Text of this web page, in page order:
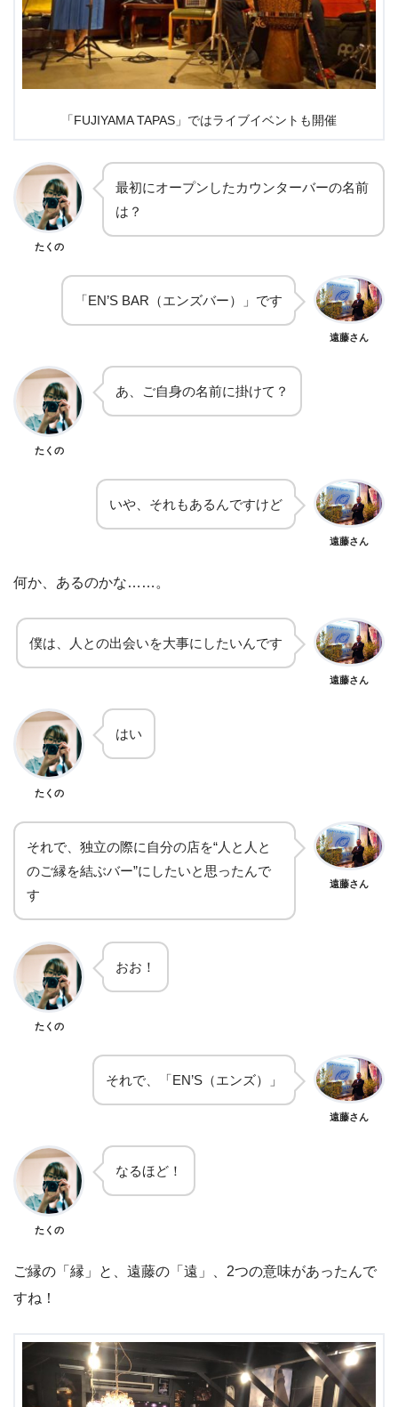
「FUJIYAMA TAPAS」ではライブイベントも開催
たくの
最初にオープンしたカウンターバーの名前
は？
「EN’S BAR（エンズバー）」です
遠藤さん
たくの
あ、ご自身の名前に掛けて？
いや、それもあるんですけど
遠藤さん
何か、あるのかな……。
僕は、人との出会いを大事にしたいんです
遠藤さん
たくの
はい
それで、独立の際に自分の店を“人と人と
のご縁を結ぶバー”にしたいと思ったんで
す
遠藤さん
たくの
おお！
それで、「EN’S（エンズ）」
遠藤さん
たくの
なるほど！
ご縁の「縁」と、遠藤の「遠」、2つの意味があったんで
すね！